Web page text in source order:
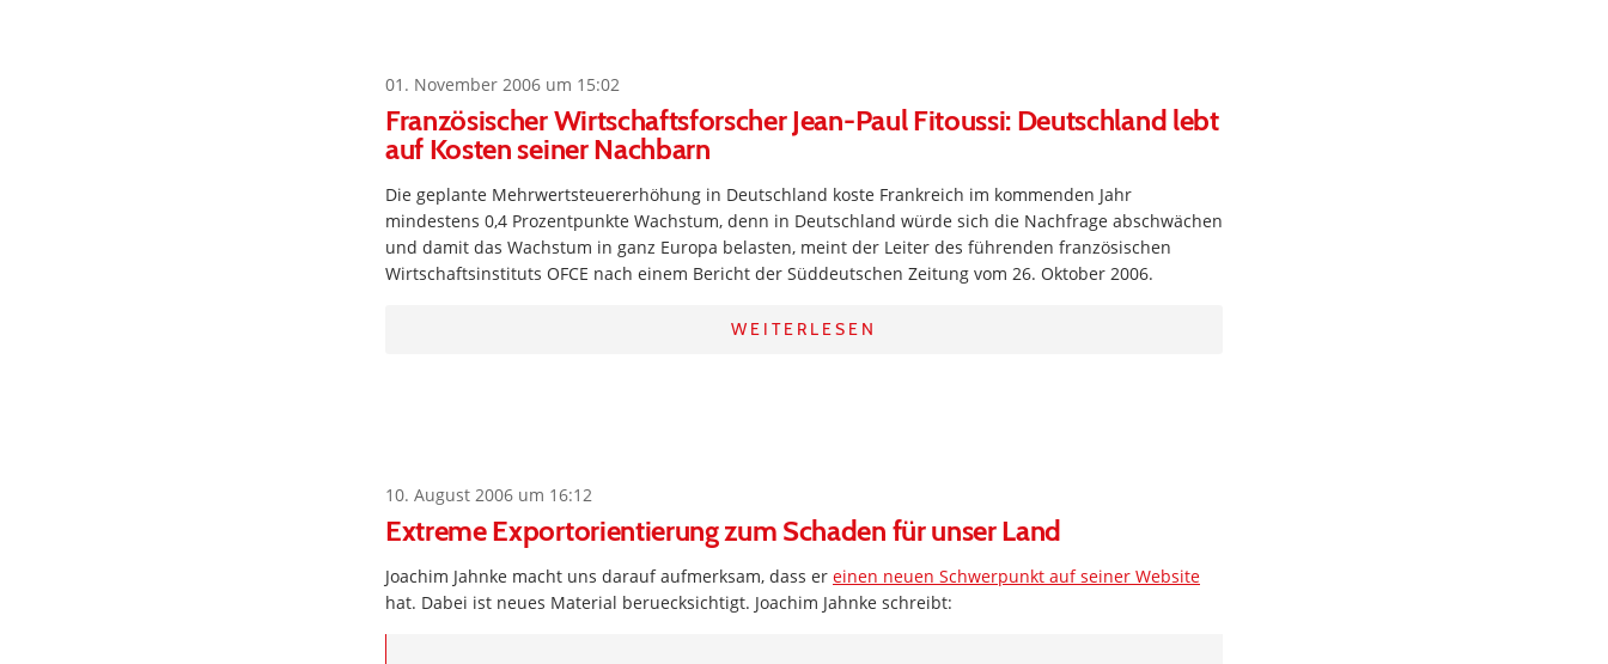
01. November 2006 um 15:02
Französischer Wirtschaftsforscher Jean-Paul Fitoussi: Deutschland lebt
auf Kosten seiner Nachbarn
Die geplante Mehrwertsteuererhöhung in Deutschland koste Frankreich im kommenden Jahr
mindestens 0,4 Prozentpunkte Wachstum, denn in Deutschland würde sich die Nachfrage abschwächen
und damit das Wachstum in ganz Europa belasten, meint der Leiter des führenden französischen
Wirtschaftsinstituts OFCE nach einem Bericht der Süddeutschen Zeitung vom 26. Oktober 2006.
WEITERLESEN
10. August 2006 um 16:12
Extreme Exportorientierung zum Schaden für unser Land
Joachim Jahnke macht uns darauf aufmerksam, dass er einen neuen Schwerpunkt auf seiner Website
hat. Dabei ist neues Material beruecksichtigt. Joachim Jahnke schreibt: